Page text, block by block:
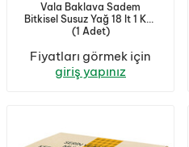
Vala Baklava Sadem
Bitkisel Susuz Yağ 18 lt 1 Koli
(1 Adet)
Fiyatları görmek için
giriş yapınız